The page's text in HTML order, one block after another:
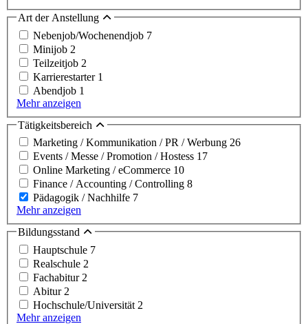
Art der Anstellung
Nebenjob/Wochenendjob 7
Minijob 2
Teilzeitjob 2
Karrierestarter 1
Abendjob 1
Mehr anzeigen
Tätigkeitsbereich
Marketing / Kommunikation / PR / Werbung 26
Events / Messe / Promotion / Hostess 17
Online Marketing / eCommerce 10
Finance / Accounting / Controlling 8
Pädagogik / Nachhilfe 7
Mehr anzeigen
Bildungsstand
Hauptschule 7
Realschule 2
Fachabitur 2
Abitur 2
Hochschule/Universität 2
Mehr anzeigen